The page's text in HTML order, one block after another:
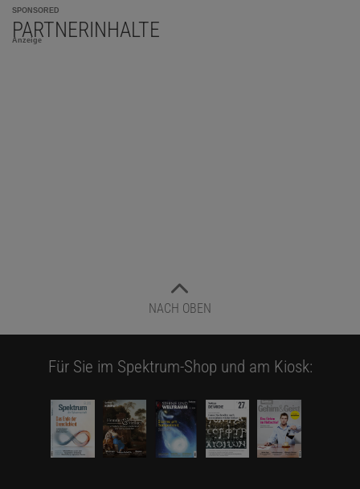
SPONSORED
PARTNERINHALTE
Anzeige
NACH OBEN
Für Sie im Spektrum-Shop und am Kiosk: